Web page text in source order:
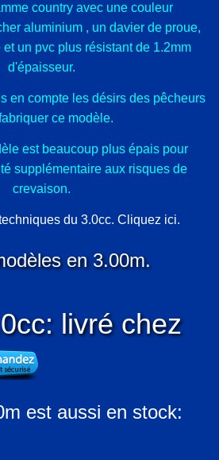
country avec une couleur
aluminium , un davier de proue,
un pvc plus résistant de 1.2mm
d'épaisseur.
en compte les désirs des pêcheurs
ce modèle.
est beaucoup plus épais pour
supplémentaire aux risques de
crevaison.
du 3.0cc. Cliquez ici.
en 3.00m.
livré chez
est aussi en stock: